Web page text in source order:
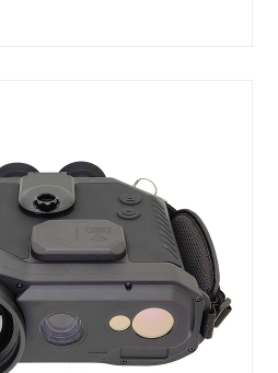
tárjuk fel, különös